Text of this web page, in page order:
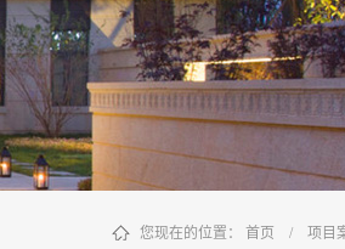
您现在的位置： 首页 / 项目